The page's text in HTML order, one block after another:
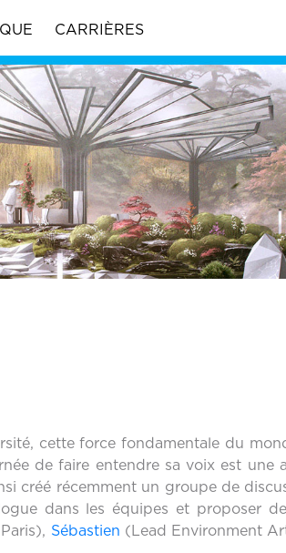
CARRIÈRES
cette force fondamentale du
de faire entendre sa voix est une
créé récemment un groupe de
dans les équipes et proposer
Sébastien (Lead Environment